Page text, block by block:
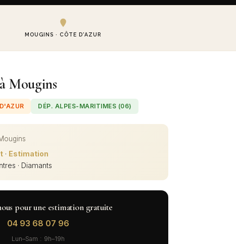
MOUGINS · CÔTE D'AZUR
Mougins
DÉP. ALPES-MARITIMES (06)
· Estimation
· Diamants
pour une estimation gratuite
04 93 68 07 96
Lun–Sam : 9h–19h